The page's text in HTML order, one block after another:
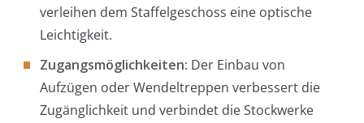
verleihen dem Staffelgeschoss eine optische
Leichtigkeit.
Zugangsmöglichkeiten: Der Einbau von
Aufzügen oder Wendeltreppen verbessert die
Zugänglichkeit und verbindet die Stockwerke